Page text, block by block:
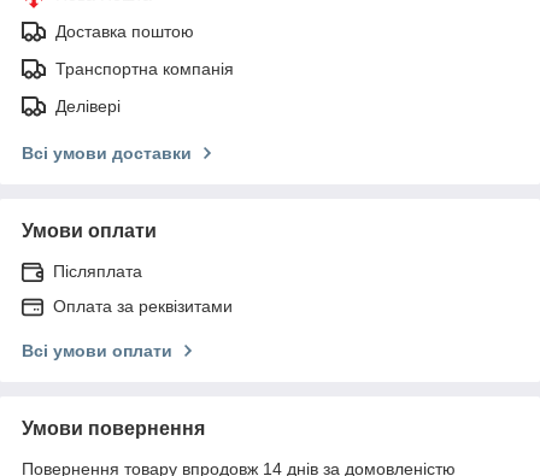
Доставка поштою
Транспортна компанія
Делівері
Всі умови доставки
Умови оплати
Післяплата
Оплата за реквізитами
Всі умови оплати
Умови повернення
Повернення товару впродовж 14 днів за домовленістю